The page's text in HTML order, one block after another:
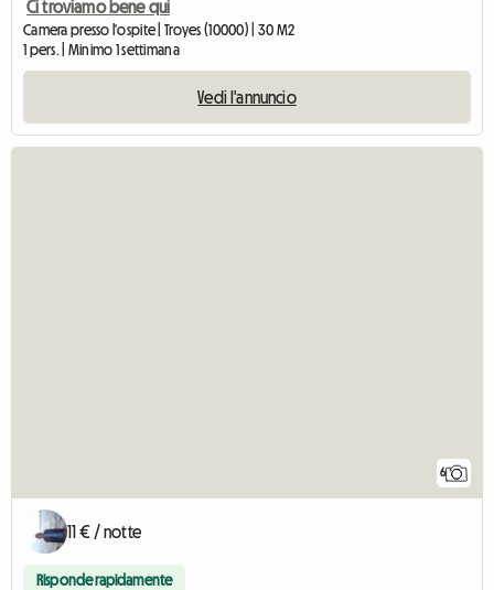
Ci troviamo bene qui
Camera presso l'ospite | Troyes (10000) | 30 M2
1 pers. | Minimo 1 settimana
Vedi l'annuncio
6
11 € / notte
Risponde rapidamente